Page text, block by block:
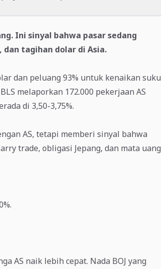
Ini sinyal bahwa pasar sedang
tagihan dolar di Asia.
dan peluang 93% untuk kenaikan suku
melaporkan 172.000 pekerjaan AS
di 3,50-3,75%.
AS, tetapi memberi sinyal bahwa
trade, obligasi Jepang, dan mata uang
AS naik lebih cepat. Nada BOJ yang